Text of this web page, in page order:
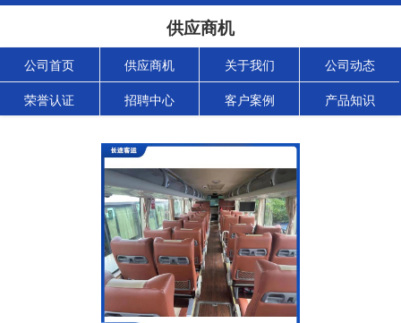
供应商机
公司首页 供应商机 关于我们 公司动态
荣誉认证 招聘中心 客户案例 产品知识